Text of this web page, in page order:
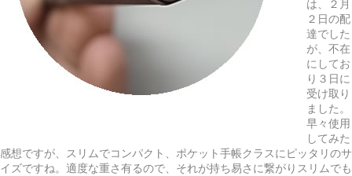
は、２月
２日の配
達でした
が、不在
にしてお
り３日に
受け取り
ました。
早々使用
してみた
感想ですが、スリムでコンパクト、ポケット手帳クラスにピッタリのサ
イズですね。適度な重さ有るので、それが持ち易さに繋がりスリムでも